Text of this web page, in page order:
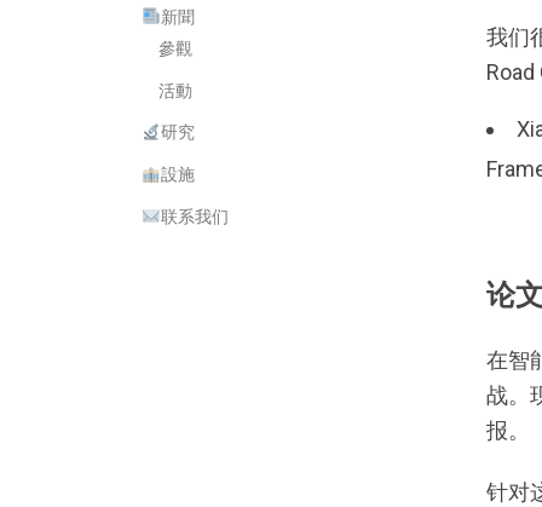
我们
论
在智
战。
报。
针对
新聞
參觀
活動
研究
設施
联系我们